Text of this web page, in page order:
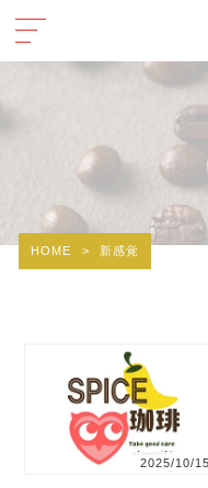
HOME > 新感覚
2025/10/15